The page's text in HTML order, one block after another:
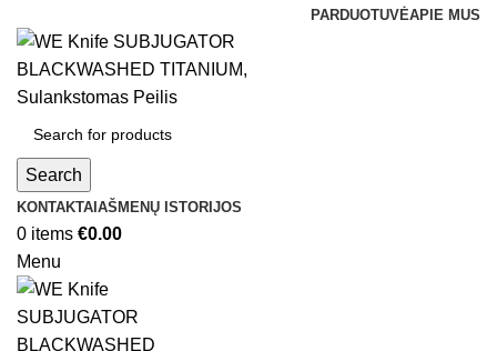
PARDUOTUVĖAPIE MUS
Search
KONTAKTAI AŠMENŲ ISTORIJOS
0 items €0.00
Menu